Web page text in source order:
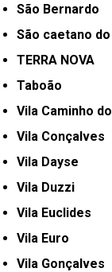
São Bernardo
São caetano
TERRA NOVA
Taboão
Vila Caminho
Vila Conçalves
Vila Dayse
Vila Duzzi
Vila Euclides
Vila Euro
Vila Gonçalves